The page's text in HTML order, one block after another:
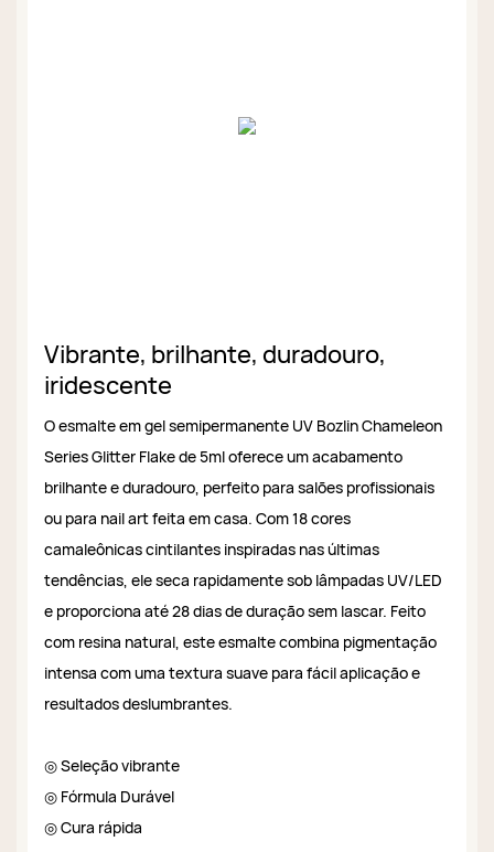
Vibrante, brilhante, duradouro,
iridescente
O esmalte em gel semipermanente UV Bozlin Chameleon
Series Glitter Flake de 5ml oferece um acabamento
brilhante e duradouro, perfeito para salões profissionais
ou para nail art feita em casa. Com 18 cores
camaleônicas cintilantes inspiradas nas últimas
tendências, ele seca rapidamente sob lâmpadas UV/LED
e proporciona até 28 dias de duração sem lascar. Feito
com resina natural, este esmalte combina pigmentação
intensa com uma textura suave para fácil aplicação e
resultados deslumbrantes.
◎ Seleção vibrante
◎ Fórmula Durável
◎ Cura rápida